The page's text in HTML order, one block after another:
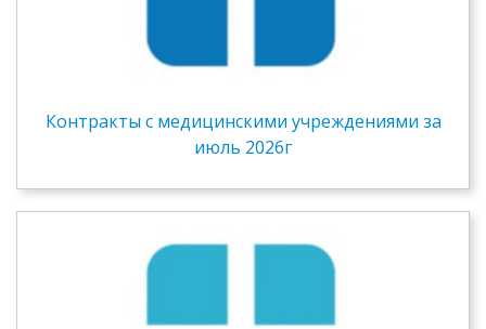
Контракты c медицинскими учреждениями за
июль 2026г